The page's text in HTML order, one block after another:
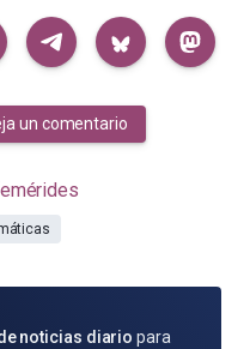
un comentario
noticias diario para